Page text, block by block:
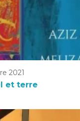
2021
et terre